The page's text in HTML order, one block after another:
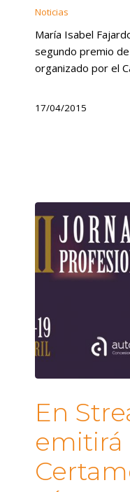
Noticias
María Isabel
segundo premio
organizado por el
17/04/2015
En
emitirá